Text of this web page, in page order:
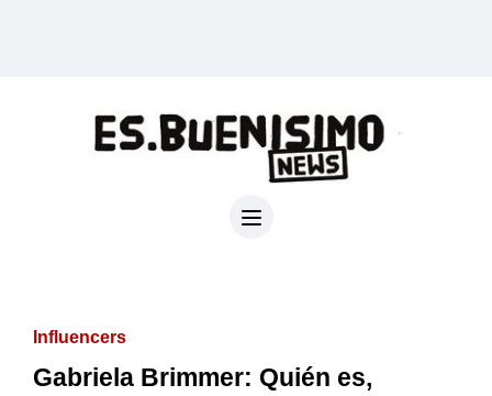
Influencers
Gabriela Brimmer: Quién es,